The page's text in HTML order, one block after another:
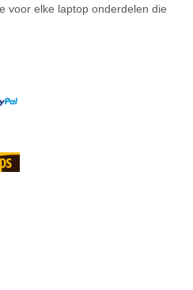
voor elke laptop onderdelen die